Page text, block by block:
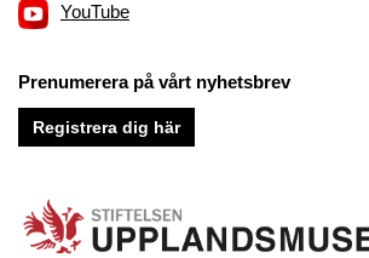
YouTube
Prenumerera på vårt nyhetsbrev
Registrera dig här